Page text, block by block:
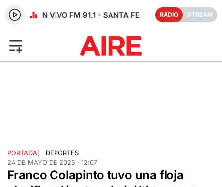
RADIO EN VIVO FM 91.1 - SANTA FE RADIO STREAM
PORTADA
DEPORTES
24 DE MAYO DE 2025 · 12:07
Franco Colapinto tuvo una floja